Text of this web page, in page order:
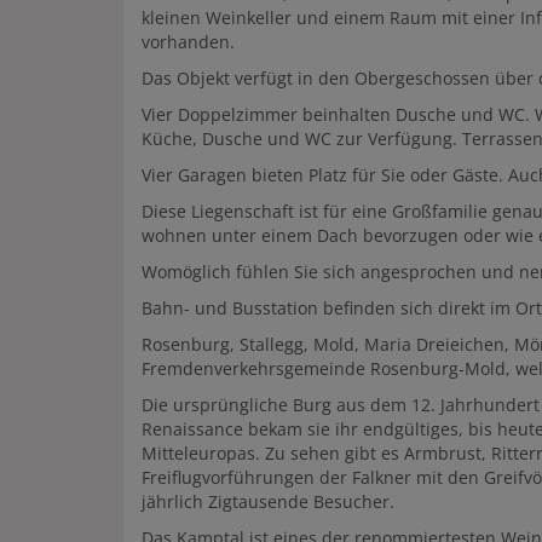
kleinen Weinkeller und einem Raum mit einer
vorhanden.
Das Objekt verfügt in den Obergeschossen über
Vier Doppelzimmer beinhalten Dusche und
Küche, Dusche und WC zur Verfügung.
Vier Garagen bieten Platz für Sie oder Gäste.
Diese Liegenschaft ist für eine Großfamilie
wohnen unter einem Dach bevorzugen oder
Womöglich fühlen Sie sich angesprochen und
Bahn- und Busstation befinden sich direkt im
Rosenburg, Stallegg, Mold, Maria Dreieichen,
Fremdenverkehrsgemeinde Rosenburg-Mold,
Die ursprüngliche Burg aus dem 12.
Renaissance bekam sie ihr endgültiges, bis
Mitteleuropas. Zu sehen gibt es Armbrust,
Freiflugvorführungen der Falkner mit den
jährlich Zigtausende Besucher.